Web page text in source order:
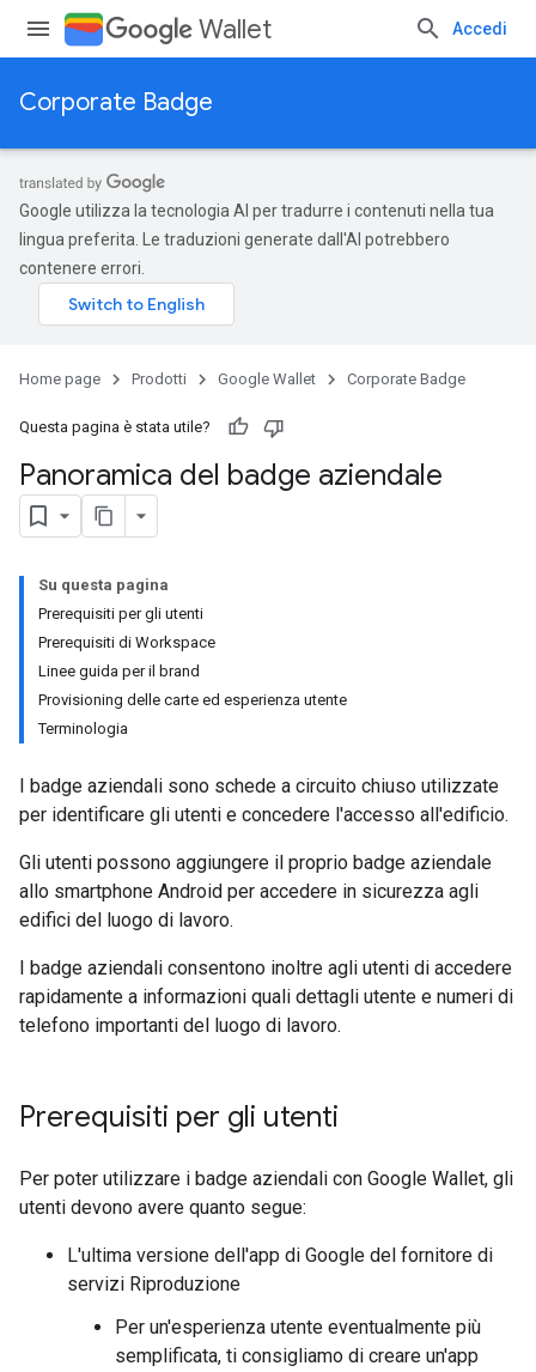
Wallet Accedi
Corporate Badge
Google utilizza la tecnologia AI per tradurre i contenuti nella tua
lingua preferita. Le traduzioni generate dall'AI potrebbero
contenere errori.
Home page Prodotti Google Wallet Corporate Badge
Questa pagina è stata utile?
Panoramica del badge aziendale
Su questa pagina
Prerequisiti per gli utenti
Prerequisiti di Workspace
Linee guida per il brand
Provisioning delle carte ed esperienza utente
Terminologia
I badge aziendali sono schede a circuito chiuso utilizzate
per identificare gli utenti e concedere l'accesso all'edificio.
Gli utenti possono aggiungere il proprio badge aziendale
allo smartphone Android per accedere in sicurezza agli
edifici del luogo di lavoro.
I badge aziendali consentono inoltre agli utenti di accedere
rapidamente a informazioni quali dettagli utente e numeri di
telefono importanti del luogo di lavoro.
Prerequisiti per gli utenti
Per poter utilizzare i badge aziendali con Google Wallet, gli
utenti devono avere quanto segue:
L'ultima versione dell'app di Google del fornitore di
servizi Riproduzione
Per un'esperienza utente eventualmente più
semplificata, ti consigliamo di creare un'app